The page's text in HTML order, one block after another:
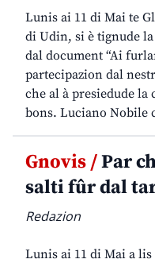
Lunis ai 11 di Mai te
di Udin, si è tignude
dal document “Ai
partecipazion dal
che al à presiedude la
bons. Luciano Nobile
Gnovis /Par
salti fûr dal
Redazion
Lunis ai 11 di Mai a lis